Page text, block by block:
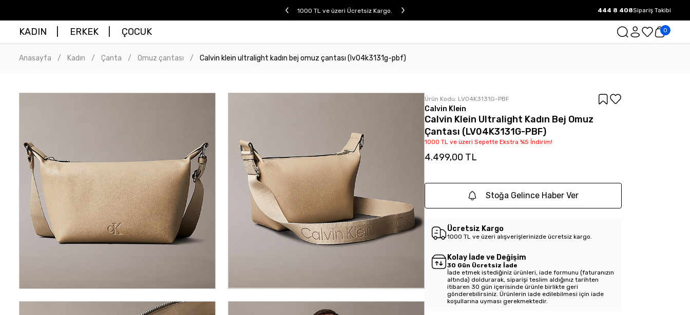
1000 TL ve üzeri Ücretsiz Kargo. 1000 TL ve üzeri Ücretsiz Kargo.
444 8 408Sipariş Takibi
KADIN ERKEK ÇOCUK 0
Anasayfa / Kadın / Çanta / Omuz çantası / Calvin klein ultralight kadın bej omuz çantası (lv04k3131g-pbf)
Ürün Kodu: LV04K3131G-PBF
Calvin Klein
Calvin Klein Ultralight Kadın Bej Omuz
Çantası (LV04K3131G-PBF)
1000 TL ve üzeri Sepette Ekstra %5 İndirim!
4.499,00 TL
Stoğa Gelince Haber Ver
Ücretsiz Kargo
1000 TL ve üzeri alışverişlerinizde ücretsiz kargo.
Kolay İade ve Değişim
30 Gün Ücretsiz İade
İade etmek istediğiniz ürünleri, iade formunu (faturanızın
altında) doldurarak, siparişi teslim aldığınız tarihten
itibaren 30 gün içerisinde ürünle birlikte geri
gönderebilirsiniz. Ürünlerin iade edilebilmesi için iade
koşullarına uyması gerekmektedir.